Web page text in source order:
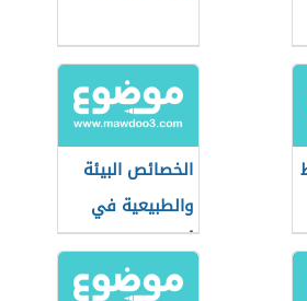
الخصائص البيئة
والطبيعية في
أوقيانوسيا